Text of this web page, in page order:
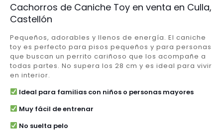
Cachorros de Caniche Toy en venta en Culla,
Castellón
Pequeños, adorables y llenos de energía. El caniche
toy es perfecto para pisos pequeños y para personas
que buscan un perrito cariñoso que los acompañe a
todas partes. No supera los 28 cm y es ideal para vivir
en interior.
Ideal para familias con niños o personas mayores
Muy fácil de entrenar
No suelta pelo